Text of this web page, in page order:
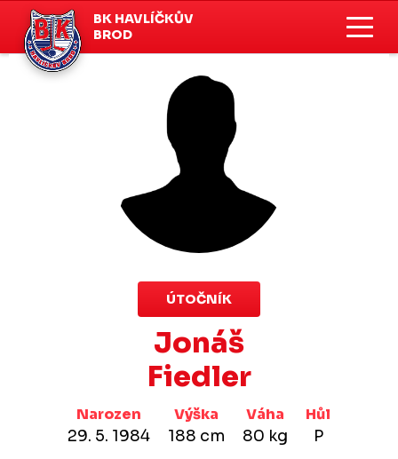
BK HAVLÍČKŮV
BROD
ÚTOČNÍK
Jonáš
Fiedler
Narozen
29. 5. 1984
Výška
188 cm
Váha
80 kg
Hůl
P